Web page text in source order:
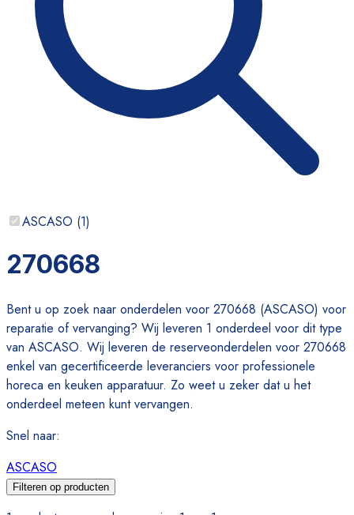
ASCASO (1)
270668
Bent u op zoek naar onderdelen voor 270668 (ASCASO) voor
reparatie of vervanging? Wij leveren 1 onderdeel voor dit type
van ASCASO. Wij leveren de reserveonderdelen voor 270668
enkel van gecertificeerde leveranciers voor professionele
horeca en keuken apparatuur. Zo weet u zeker dat u het
onderdeel meteen kunt vervangen.
Snel naar:
ASCASO
Filteren op producten